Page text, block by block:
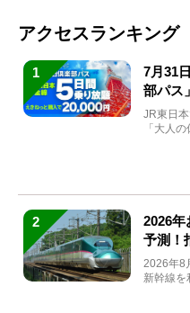
アクセスランキング
1
7月31
部パス
JR東日
「大人
2
2026年
予測！
券も解
2026年8
新幹線を